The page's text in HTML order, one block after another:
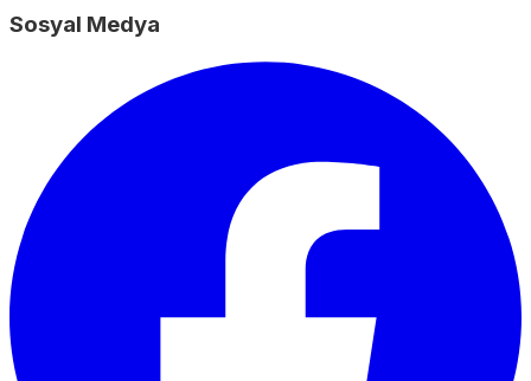
Sosyal Medya